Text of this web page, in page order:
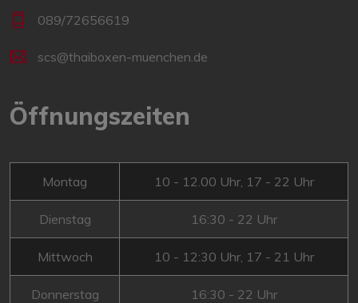
089/72656619
scs@thaiboxen-muenchen.de
Öffnungszeiten
Montag 10 - 12.00 Uhr, 17 - 22 Uhr
Dienstag 16:30 - 22 Uhr
Mittwoch 10 - 12:30 Uhr, 17 - 21 Uhr
Donnerstag 16:30 - 22 Uhr